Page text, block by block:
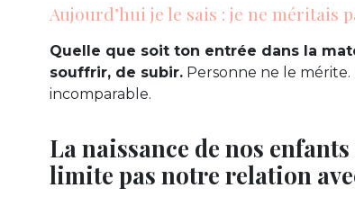
Aujourd’hui je le sais : je ne méritais
Quelle que soit ton entrée dans la
souffrir, de subir. Personne ne le
incomparable.
La naissance de nos
limite pas notre relation